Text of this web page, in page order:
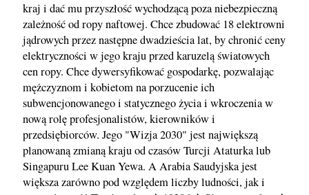
kraj i dać mu przyszłość wychodzącą poza niebezpieczną
zależność od ropy naftowej. Chce zbudować 18 elektrowni
jądrowych przez następne dwadzieścia lat, by chronić ceny
elektryczności w jego kraju przed karuzelą światowych
cen ropy. Chce dywersyfikować gospodarkę, pozwalając
mężczyznom i kobietom na porzucenie ich
subwencjonowanego i statycznego życia i wkroczenia w
nową rolę profesjonalistów, kierowników i
przedsiębiorców. Jego "Wizja 2030" jest największą
planowaną zmianą kraju od czasów Turcji Ataturka lub
Singapuru Lee Kuan Yewa. A Arabia Saudyjska jest
większa zarówno pod względem liczby ludności, jak i